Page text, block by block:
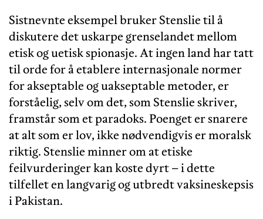
Sistnevnte eksempel bruker Stenslie til å
diskutere det uskarpe grenselandet mellom
etisk og uetisk spionasje. At ingen land har tatt
til orde for å etablere internasjonale normer
for akseptable og uakseptable metoder, er
forståelig, selv om det, som Stenslie skriver,
framstår som et paradoks. Poenget er snarere
at alt som er lov, ikke nødvendigvis er moralsk
riktig. Stenslie minner om at etiske
feilvurderinger kan koste dyrt – i dette
tilfellet en langvarig og utbredt vaksineskepsis
i Pakistan.